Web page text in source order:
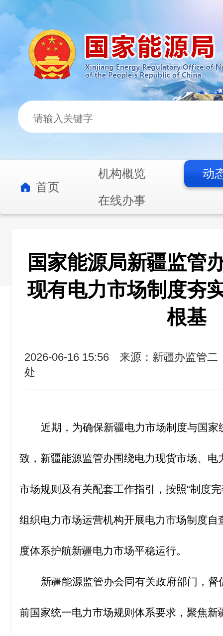
首页
机构概览
动
在线办事
国家能源局新疆监管
现有电力市场制度夯
根基
2026-06-16 15:56
来源：新疆办监管二
处
近期，为确保新疆电力市场制度与国
致，新疆能源监管办围绕电力现货市场、
市场规则及有关配套工作指引，按照“制度
组织电力市场运营机构开展电力市场制度
度体系护航新疆电力市场平稳运行。
新疆能源监管办会同有关政府部门，
前国家统一电力市场规则体系要求，聚焦